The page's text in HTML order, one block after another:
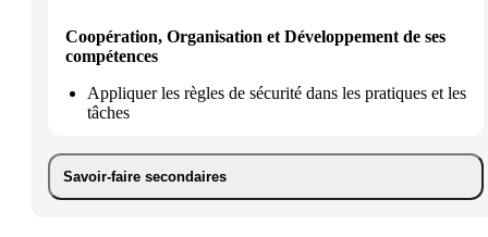
Coopération, Organisation et Développement de ses
compétences
Appliquer les règles de sécurité dans les pratiques et les
tâches
Savoir-faire secondaires